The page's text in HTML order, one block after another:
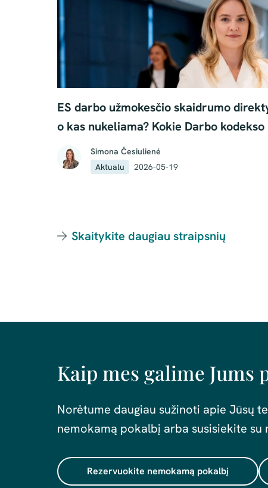
ES darbo užmokesčio skaidrumo
o kas nukeliama? Kokie Darbo
Simona Česiulienė
Aktualu
2026-05-19
Skaitykite daugiau straipsnių
Kaip mes galime Jums
Norėtume daugiau sužinoti apie Jūsų
nemokamą pokalbį arba susisiekite su
Rezervuokite nemokamą pokalbį